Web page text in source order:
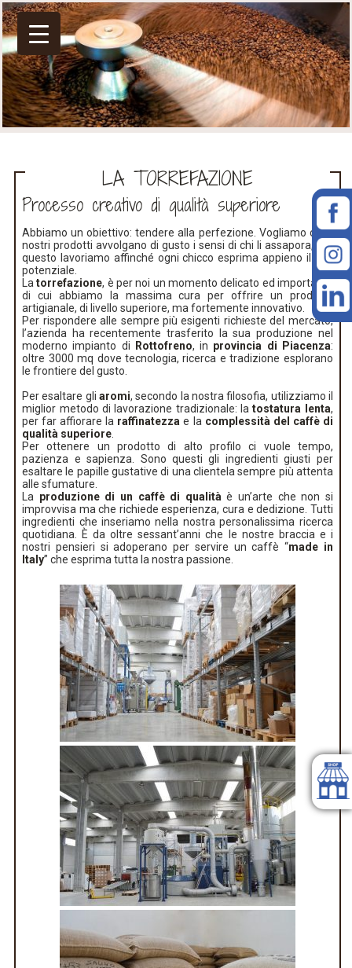
LA TORREFAZIONE
Processo creativo di qualità superiore
Abbiamo un obiettivo: tendere alla perfezione. Vogliamo che i
nostri prodotti avvolgano di gusto i sensi di chi li assapora, per
questo lavoriamo affinché ogni chicco esprima appieno il suo
potenziale.
Latorrefazione, è per noi un momento delicato ed importante
di cui abbiamo la massima cura per offrire un prodotto
artigianale, di livello superiore, ma fortemente innovativo.
Per rispondere alle sempre più esigenti richieste del mercato,
l’azienda ha recentemente trasferito la sua produzione nel
moderno impianto di
Rottofreno, in provincia di Piacenza:
oltre 3000 mq dove tecnologia, ricerca e tradizione esplorano
le frontiere del gusto.
Per esaltare gliaromi, secondo la nostra filosofia, utilizziamo il
miglior metodo di lavorazione tradizionale: latostatura lenta,
per far affiorare la raffinatezza e la complessità del caffè di
qualità superiore.
Per ottenere un prodotto di alto profilo ci vuole tempo,
pazienza e sapienza. Sono questi gli ingredienti giusti per
esaltare le papille gustative di una clientela sempre più attenta
alle sfumature.
La produzione di un caffè di qualitàè un’arte che non si
improvvisa ma che richiede esperienza, cura e dedizione. Tutti
ingredienti che inseriamo nella nostra personalissima ricerca
quotidiana. È da oltre sessant’anni che le nostre braccia e i
nostri pensieri si adoperano per servire un caffè “made in
Italy” che esprima tutta la nostra passione.